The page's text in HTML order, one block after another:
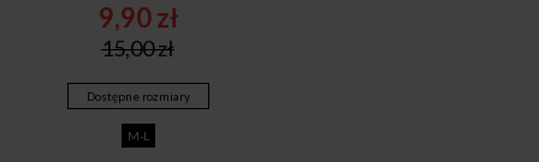
15,00zł
Original
price
was:
15,00 zł.
9,90zł
Current
price
is:
9,90 zł.
Dostępne rozmiary
M-L